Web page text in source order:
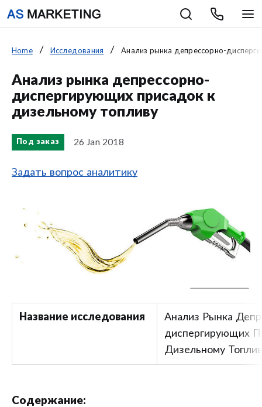
Home Исследования Анализ рынка депрессорно-
Анализ рынка депрессорно-
диспергирующих присадок к
дизельному топливу
Под заказ 26 Jan 2018
Задать вопрос аналитику
Название исследования
Анализ Рынка
диспергирующих
Дизельному
Содержание: